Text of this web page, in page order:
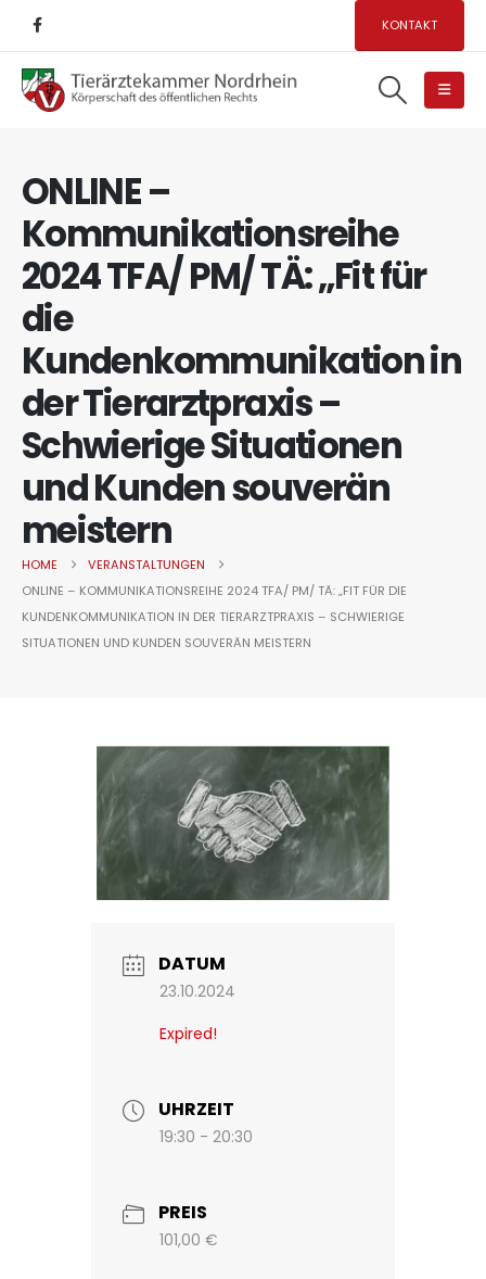
KONTAKT
ONLINE –
Kommunikationsreihe
2024 TFA/ PM/ TÄ: „Fit für
die
Kundenkommunikation in
der Tierarztpraxis –
Schwierige Situationen
und Kunden souverän
meistern
HOME
VERANSTALTUNGEN
ONLINE – KOMMUNIKATIONSREIHE 2024 TFA/ PM/ TÄ: „FIT FÜR DIE
KUNDENKOMMUNIKATION IN DER TIERARZTPRAXIS – SCHWIERIGE
SITUATIONEN UND KUNDEN SOUVERÄN MEISTERN
DATUM
23.10.2024
Expired!
UHRZEIT
19:30 - 20:30
PREIS
101,00 €